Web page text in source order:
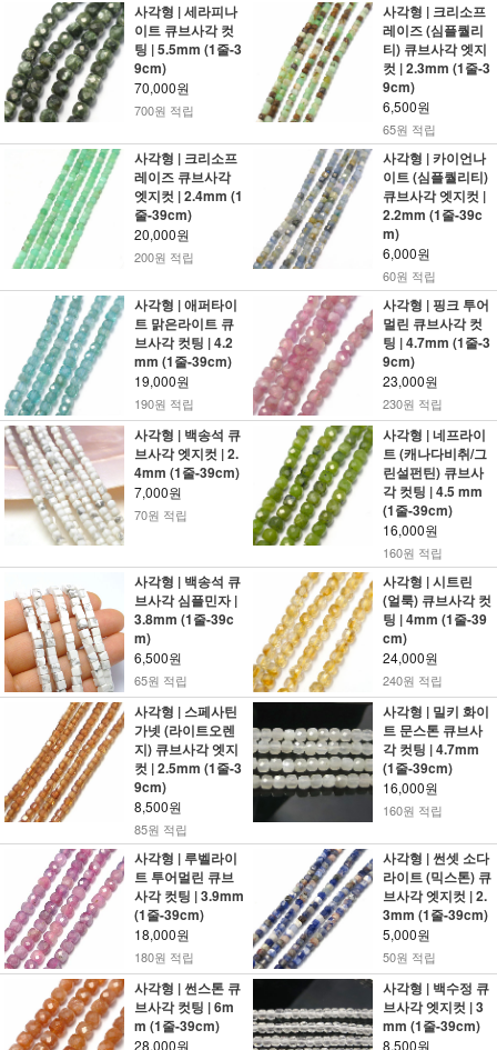
사각형 | 세라피나
이트 큐브사각 컷
팅 | 5.5mm (1줄-3
9cm)
70,000원
700원 적립
사각형 | 크리소프
레이즈 (심플퀄리
티) 큐브사각 엣지
컷 | 2.3mm (1줄-3
9cm)
6,500원
65원 적립
사각형 | 크리소프
레이즈 큐브사각
엣지컷 | 2.4mm (1
줄-39cm)
20,000원
200원 적립
사각형 | 카이언나
이트 (심플퀄리티)
큐브사각 엣지컷 |
2.2mm (1줄-39c
m)
6,000원
60원 적립
사각형 | 애퍼타이
트 맑은라이트 큐
브사각 컷팅 | 4.2
mm (1줄-39cm)
19,000원
190원 적립
사각형 | 핑크 투어
멀린 큐브사각 컷
팅 | 4.7mm (1줄-3
9cm)
23,000원
230원 적립
사각형 | 백송석 큐
브사각 엣지컷 | 2.
4mm (1줄-39cm)
7,000원
70원 적립
사각형 | 네프라이
트 (캐나다비취/그
린설펀틴) 큐브사
각 컷팅 | 4.5 mm
(1줄-39cm)
16,000원
160원 적립
사각형 | 백송석 큐
브사각 심플민자 |
3.8mm (1줄-39c
m)
6,500원
65원 적립
사각형 | 시트린
(얼룩) 큐브사각 컷
팅 | 4mm (1줄-39
cm)
24,000원
240원 적립
사각형 | 스페사틴
가넷 (라이트오렌
지) 큐브사각 엣지
컷 | 2.5mm (1줄-3
9cm)
8,500원
85원 적립
사각형 | 밀키 화이
트 문스톤 큐브사
각 컷팅 | 4.7mm
(1줄-39cm)
16,000원
160원 적립
사각형 | 루벨라이
트 투어멀린 큐브
사각 컷팅 | 3.9mm
(1줄-39cm)
18,000원
180원 적립
사각형 | 썬셋 소다
라이트 (믹스톤) 큐
브사각 엣지컷 | 2.
3mm (1줄-39cm)
5,000원
50원 적립
사각형 | 썬스톤 큐
브사각 컷팅 | 6m
m (1줄-39cm)
28,000원
사각형 | 백수정 큐
브사각 엣지컷 | 3
mm (1줄-39cm)
8,500원